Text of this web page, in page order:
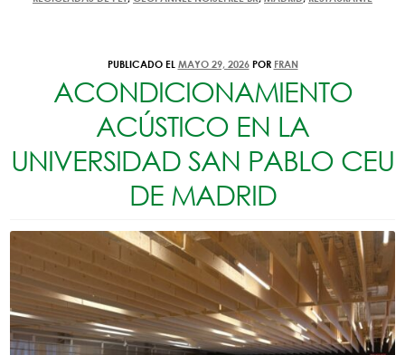
AUTOMOTIVE
TIENDA
CONTACTO
PUBLICADO EL MAYO 29, 2026 POR FRAN
ACONDICIONAMIENTO
ACÚSTICO EN LA
UNIVERSIDAD SAN PABLO CEU
DE MADRID